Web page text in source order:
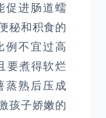
促进肠道蠕
秘和积食的
例不宜过高
要煮得软烂
蒸熟后压成
孩子娇嫩的